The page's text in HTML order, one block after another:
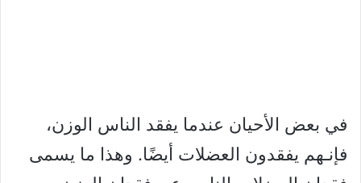
في بعض الأحيان عندما يفقد الناس الوزن،
فإنـهم يفقدون العضلات أيضًا. وهذا ما يسمى